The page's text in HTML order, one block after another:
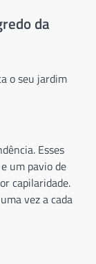
da
o seu jardim
Esses
um pavio de
capilaridade.
vez a cada